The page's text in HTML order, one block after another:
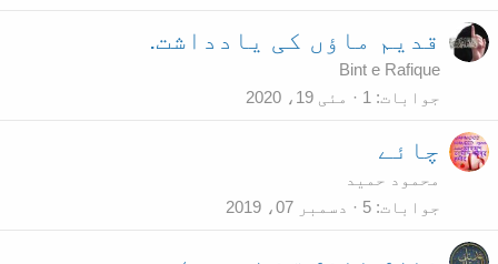
قدیم ماؤں کی یادداشت.
Bint e Rafique
جوابات
1 مئی 19، 2020
چائے
محمود حمید
جوابات 5 دسمبر 07، 2019